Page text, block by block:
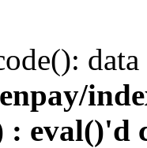
: eval()'d